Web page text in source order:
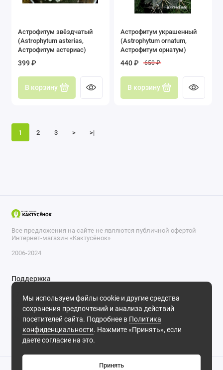
Астрофитум звёздчатый
(Astrophytum asterias,
Астрофитум астериас)
399 ₽
В корзину
Астрофитум украшенный
(Astrophytum ornatum,
Астрофитум орнатум)
440 ₽ 650 ₽
В корзину
1 2 3 > >|
Мы используем файлы cookie и другие средства
сохранения предпочтений и анализа действий
посетителей сайта. Подробнее в Политика
конфиденциальности. Нажмите «Принять», если
даете согласие на это.
Принять
Все предложения на сайте не являются публичной офертой
Интернет-магазин «Кактусёнок»
2006-2024
Поддержка
+7 (804) 333-66-32
+7 (918) 570-63-70
Мы в сети